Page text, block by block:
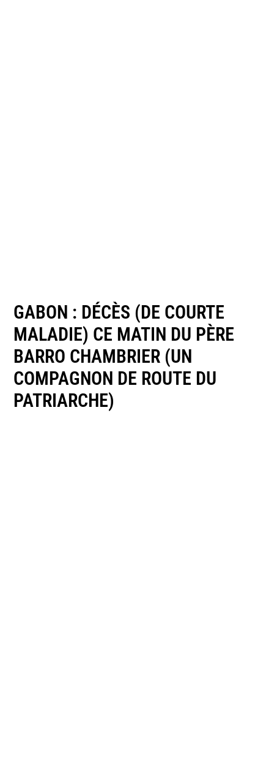
GABON : DÉCÈS (DE COURTE
MALADIE) CE MATIN DU PÈRE
BARRO CHAMBRIER (UN
COMPAGNON DE ROUTE DU
PATRIARCHE)